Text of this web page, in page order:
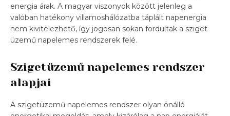
energia árak. A magyar viszonyok között jelenleg a
valóban hatékony villamoshálózatba táplált napenergia
nem kivitelezhető, így jogosan sokan fordultak a sziget
üzemű napelemes rendszerek felé.
Szigetüzemű napelemes rendszer
alapjai
A szigetüzemű napelemes rendszer olyan önálló